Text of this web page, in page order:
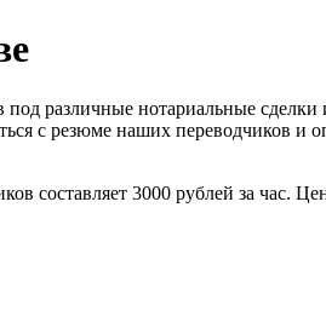
различные нотариальные сделки
с резюме наших переводчиков и
составляет 3000 рублей за час.